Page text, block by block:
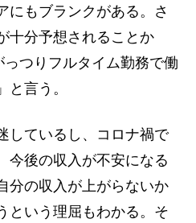
にもブランクがある。さ
十分予想されることか
つりフルタイム勤務で働
と言う。
しているし、コロナ禍で
今後の収入が不安になる
分の収入が上がらないか
という理屈もわかる。そ